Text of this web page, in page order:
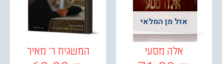
אזל מן המלאי
אלה מסעי המשגיח ר' מאיר